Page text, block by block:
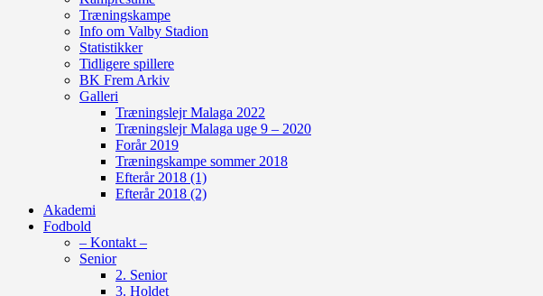
Træningskampe
Info om Valby Stadion
Statistikker
Tidligere spillere
BK Frem Arkiv
Galleri
Træningslejr Malaga 2022
Træningslejr Malaga uge 9 – 2020
Forår 2019
Træningskampe sommer 2018
Efterår 2018 (1)
Efterår 2018 (2)
Akademi
Fodbold
– Kontakt –
Senior
2. Senior
3. Holdet